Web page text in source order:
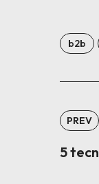
b2b
PREV
5